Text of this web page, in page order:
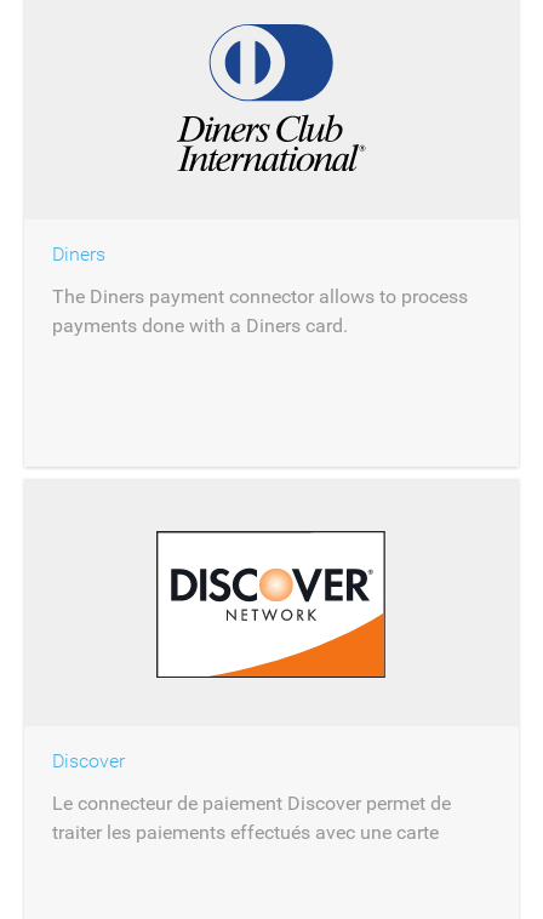
Diners
The Diners payment connector allows to process
payments done with a Diners card.
Discover
Le connecteur de paiement Discover permet de
traiter les paiements effectués avec une carte